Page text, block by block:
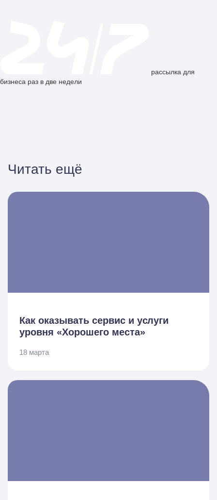
рассылка для
бизнеса раз в две недели
Читать ещё
Как оказывать сервис и услуги
уровня «Хорошего места»
18 марта